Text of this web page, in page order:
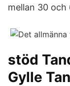
mellan 30
stöd
Gylle